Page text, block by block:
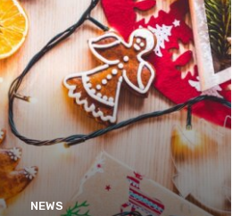
NEWS